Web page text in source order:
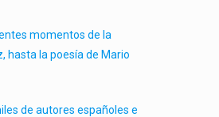
momentos de la
hasta la poesía de Mario
de autores españoles e